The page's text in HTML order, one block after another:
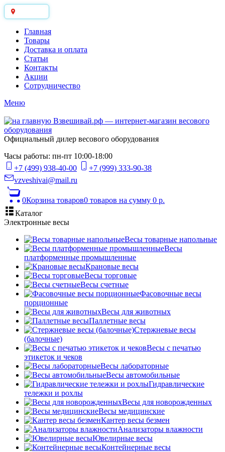
Главная
Товары
Доставка и оплата
Статьи
Контакты
Акции
Сотрудничество
Меню
Официальный дилер весового оборудования
Часы работы: пн-пт 10:00-18:00
+7 (499) 938-40-00
+7 (999) 333-90-38
vzveshivai@mail.ru
0Корзина товаров0 товаров на сумму 0 р.
Каталог
Электронные весы
Весы товарные напольные
Весы
платформенные промышленные
Крановые весы
Весы торговые
Весы счетные
Фасовочные весы
порционные
Весы для животных
Паллетные весы
Стержневые весы
(балочные)
Весы c печатью
этикеток и чеков
Весы лабораторные
Весы автомобильные
Гидравлические
тележки и рохлы
Весы для новорожденных
Весы медицинские
Кантер весы безмен
Анализаторы влажности
Ювелирные весы
Контейнерные весы